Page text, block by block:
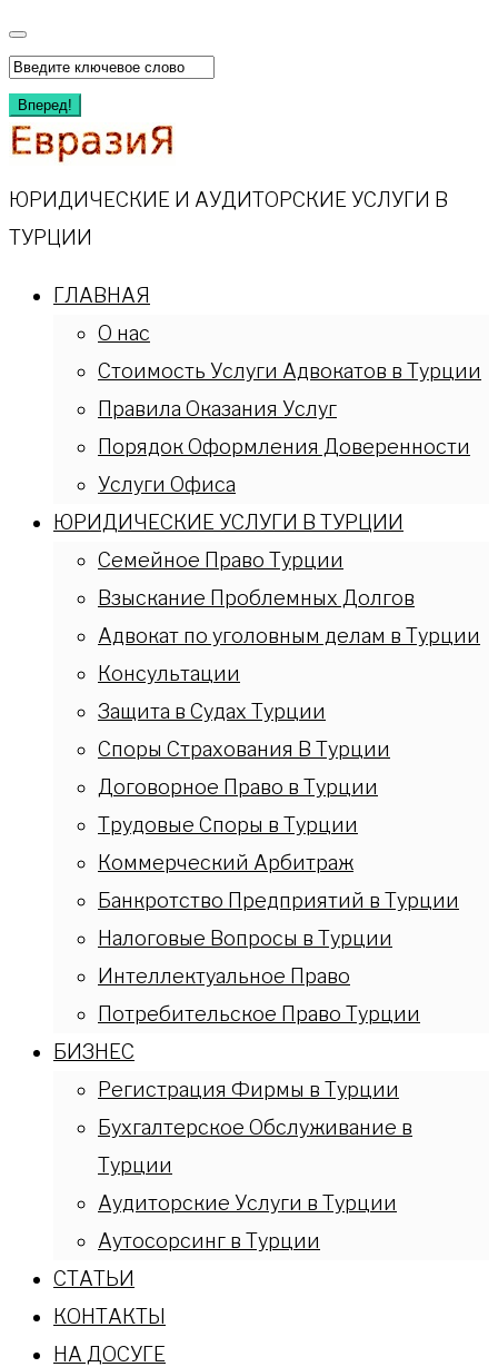
Перейти
к
содержимому
Искать:
Вперед!
ЮРИДИЧЕСКИЕ И АУДИТОРСКИЕ УСЛУГИ В
ТУРЦИИ
ГЛАВНАЯ
О нас
Стоимость Услуги Адвокатов в Турции
Правила Оказания Услуг
Порядок Оформления Доверенности
Услуги Офиса
ЮРИДИЧЕСКИЕ УСЛУГИ В ТУРЦИИ
Семейное Право Турции
Взыскание Проблемных Долгов
Адвокат по уголовным делам в Турции
Консультации
Защита в Судах Турции
Споры Страхования В Турции
Договорное Право в Турции
Трудовые Споры в Турции
Коммерческий Арбитраж
Банкротство Предприятий в Турции
Налоговые Вопросы в Турции
Интеллектуальное Право
Потребительское Право Турции
БИЗНЕС
Регистрация Фирмы в Турции
Бухгалтерское Обслуживание в
Турции
Аудиторские Услуги в Турции
Аутосорсинг в Турции
СТАТЬИ
КОНТАКТЫ
НА ДОСУГЕ